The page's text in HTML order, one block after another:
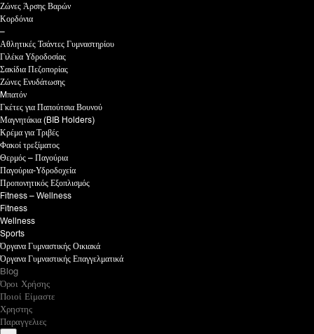
Ζώνες Άρσης Βαρών
Κορδόνια
–
Αθλητικές Τσάντες Γυμναστηρίου
Γιλέκα Υδροδοσίας
Σακίδια Πεζοπορίας
Ζώνες Ενυδάτωσης
Mπατόν
Γκέτες για Παπούτσια Βουνού
Μαγνητάκια (BIB Holders)
Κρέμα για Τριβές
Φακοί τρεξίματος
Θερμός – Παγούρια
Παγούρια-Υδροδοχεία
Προπονητικός Εξοπλισμός
Fitness – Wellness
Fitness
Wellness
Sports
Όργανα Γυμναστικής Οικιακά
Όργανα Γυμναστικής Επαγγελματικά
Blog
Όροι Χρήσης
Ποιοί Είμαστε
Χρηστης
Παραγγελιες